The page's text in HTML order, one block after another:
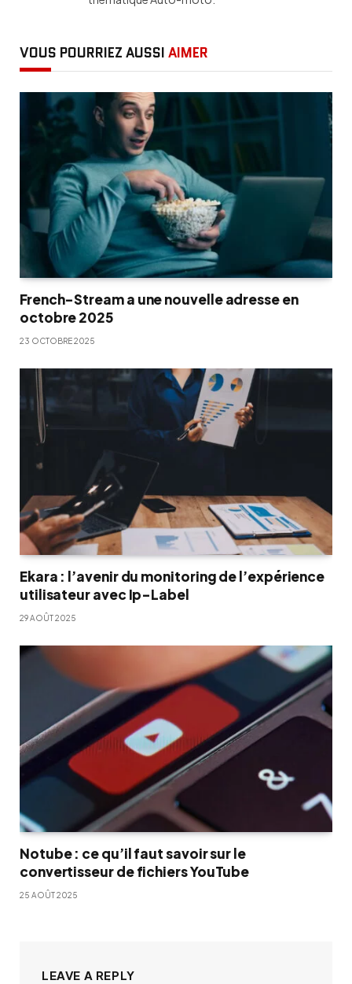
VOUS POURRIEZ AUSSI AIMER
French-Stream a une nouvelle adresse en
octobre 2025
23 OCTOBRE 2025
Ekara : l’avenir du monitoring de l’expérience
utilisateur avec Ip-Label
29 AOÛT 2025
Notube : ce qu’il faut savoir sur le
convertisseur de fichiers YouTube
25 AOÛT 2025
LEAVE A REPLY